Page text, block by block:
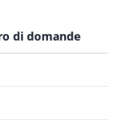
di domande